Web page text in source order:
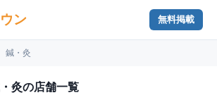
ン 無料掲載
鍼・灸
灸の店舗一覧